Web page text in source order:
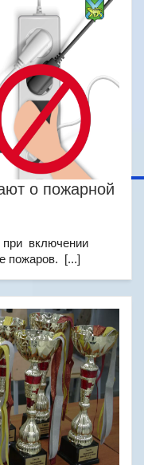
о пожарной
при включении
пожаров. [...]